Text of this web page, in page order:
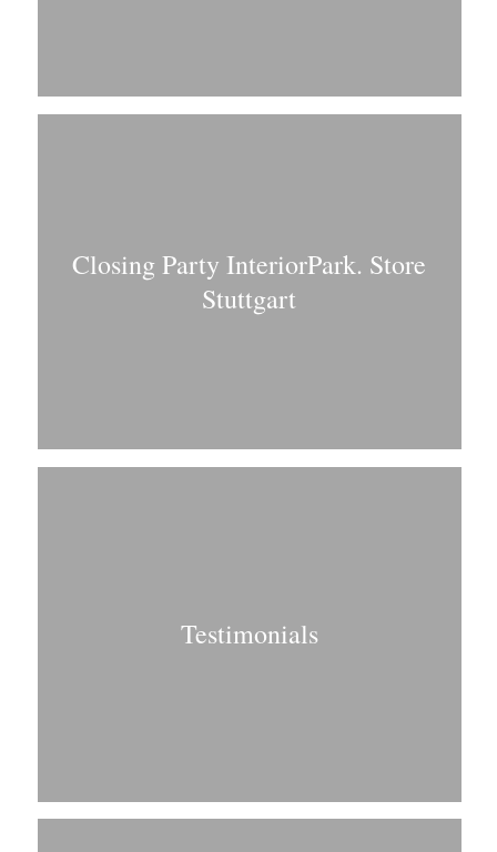
Closing Party InteriorPark. Store
Stuttgart
Testimonials